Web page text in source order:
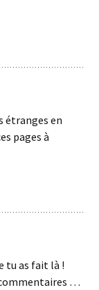
étranges en
pages à
tu as fait là !
…